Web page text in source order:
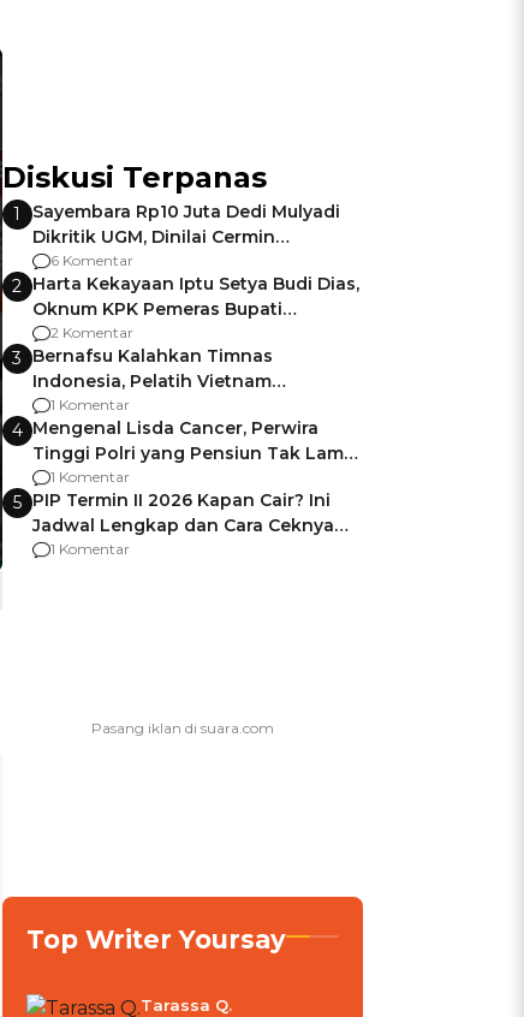
Diskusi Terpanas
1
Sayembara Rp10 Juta Dedi Mulyadi
Dikritik UGM, Dinilai Cermin
Gagalnya Negara Jamin Keamanan
6 Komentar
2 Harta Kekayaan Iptu Setya Budi Dias,
Oknum KPK Pemeras Bupati
Pemalang
2 Komentar
3 Bernafsu Kalahkan Timnas
Indonesia, Pelatih Vietnam
Berencana Pakai Jimat di Pakansari
1 Komentar
4 Mengenal Lisda Cancer, Perwira
Tinggi Polri yang Pensiun Tak Lama
Usai Jadi Brigjen
1 Komentar
5 PIP Termin II 2026 Kapan Cair? Ini
Jadwal Lengkap dan Cara Ceknya
agar Dana Tidak Hangus!
1 Komentar
Top Writer Yoursay
Tarassa Q.